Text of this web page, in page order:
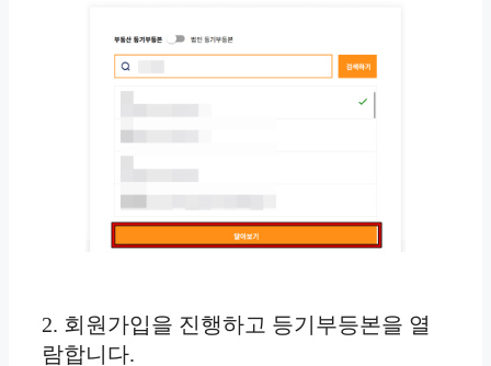
2. 회원가입을 진행하고 등기부등본을 열
람합니다.